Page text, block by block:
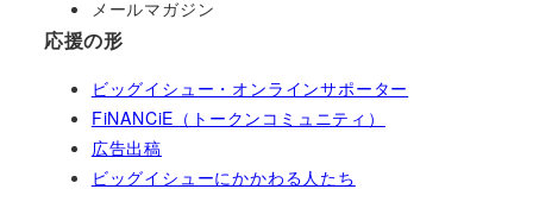
メールマガジン
応援の形
ビッグイシュー・オンラインサポーター
FiNANCiE（トークンコミュニティ）
広告出稿
ビッグイシューにかかわる人たち